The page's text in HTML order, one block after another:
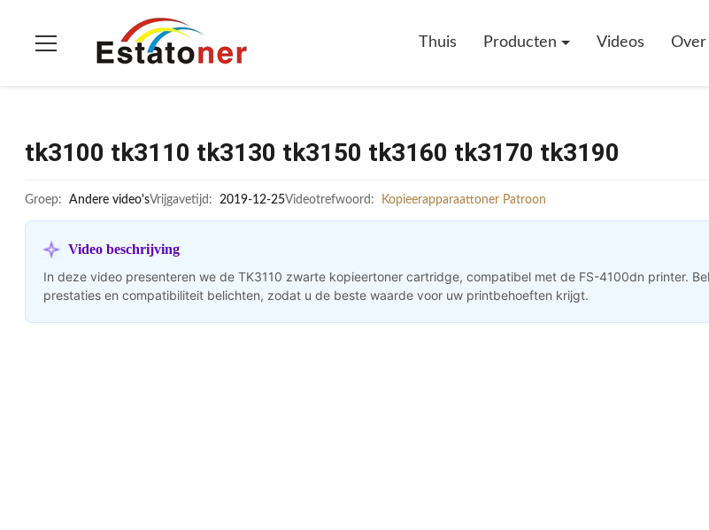
Thuis Producten Videos Over
tk3100 tk3110 tk3130 tk3150 tk3160 tk3170 tk3190
Groep: Andere video'sVrijgavetijd: 2019-12-25Videotrefwoord: Kopieerapparaattoner Patroon
Video beschrijving
In deze video presenteren we de TK3110 zwarte kopieertoner cartridge, compatibel met de FS-4100dn printer.
prestaties en compatibiliteit belichten, zodat u de beste waarde voor uw printbehoeften krijgt.